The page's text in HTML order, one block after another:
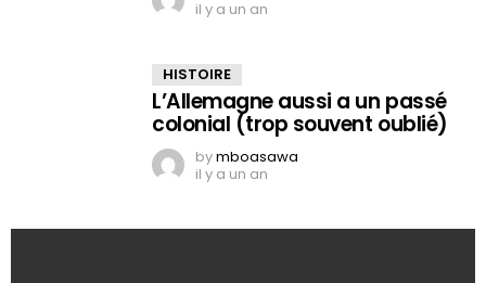
il y a un an
HISTOIRE
L’Allemagne aussi a un passé
colonial (trop souvent oublié)
bymboasawa
il y a un an